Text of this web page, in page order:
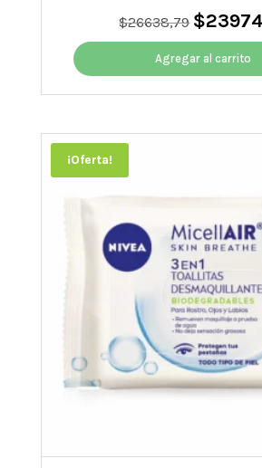
$26638,79 El
precio
original
era:
$
Agregar al carrito
¡Oferta!